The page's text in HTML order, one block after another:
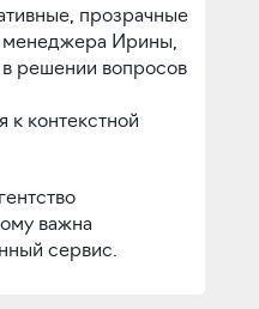
прозрачные
менеджера Ирины,
в решении вопросов
контекстной
важна
сервис.